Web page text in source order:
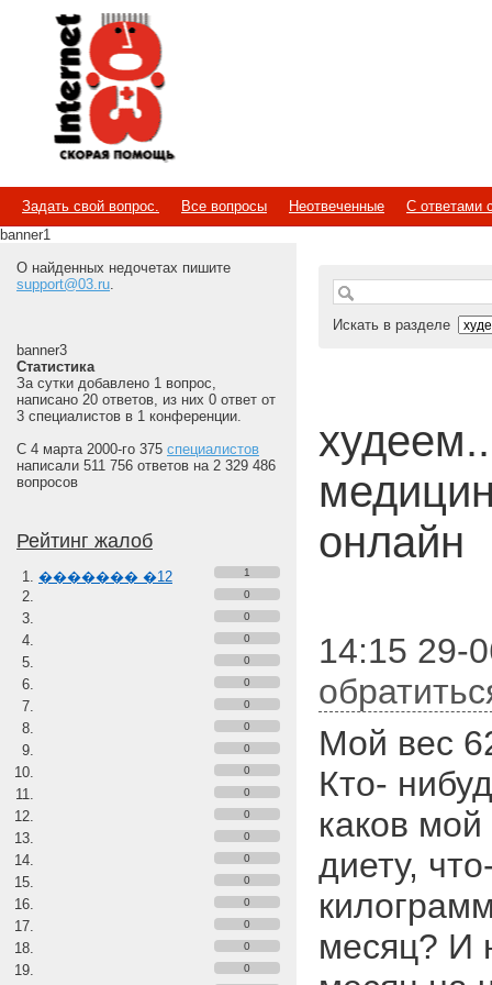
Internet
Скорая помощь
Задать свой вопрос. Все вопросы Неотвеченные
С ответами
banner1
О найденных недочетах пишите
support@03.ru.
banner3
Статистика
За сутки добавлено 1 вопрос,
написано 20 ответов, из них 0 ответ от
3 специалистов в 1 конференции.
С 4 марта 2000-го 375 специалистов
написали 511 756 ответов на 2 329 486
вопросов
Рейтинг жалоб
������� �12
1
0
0
0
0
0
0
0
0
0
0
0
0
0
0
0
0
0
0
Искать в разделе
онлайн
14:15 29-
Мой вес
Кто-
каков
диету,
месяц? И